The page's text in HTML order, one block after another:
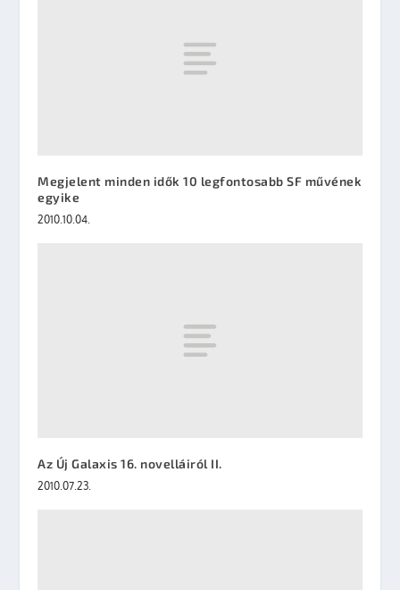
Megjelent minden idők 10 legfontosabb SF művének
egyike
2010.10.04.
Az Új Galaxis 16. novelláiról II.
2010.07.23.